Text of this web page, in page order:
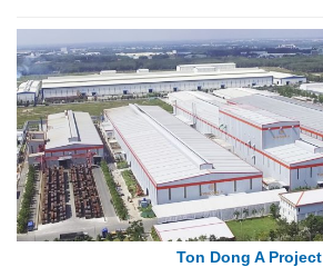
Ton Dong A Project